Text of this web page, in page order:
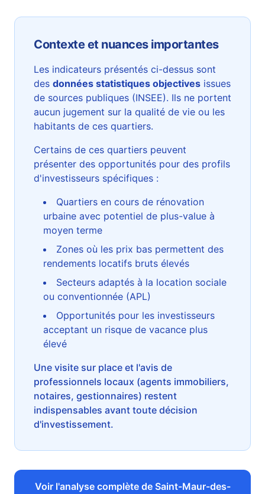
Contexte et nuances importantes
Les indicateurs présentés ci-dessus sont
des données statistiques objectives issues
de sources publiques (INSEE). Ils ne portent
aucun jugement sur la qualité de vie ou les
habitants de ces quartiers.
Certains de ces quartiers peuvent
présenter des opportunités pour des profils
d'investisseurs spécifiques :
Quartiers en cours de rénovation
urbaine avec potentiel de plus-value à
moyen terme
Zones où les prix bas permettent des
rendements locatifs bruts élevés
Secteurs adaptés à la location sociale
ou conventionnée (APL)
Opportunités pour les investisseurs
acceptant un risque de vacance plus
élevé
Une visite sur place et l'avis de
professionnels locaux (agents immobiliers,
notaires, gestionnaires) restent
indispensables avant toute décision
d'investissement.
Voir l'analyse complète de Saint-Maur-des-